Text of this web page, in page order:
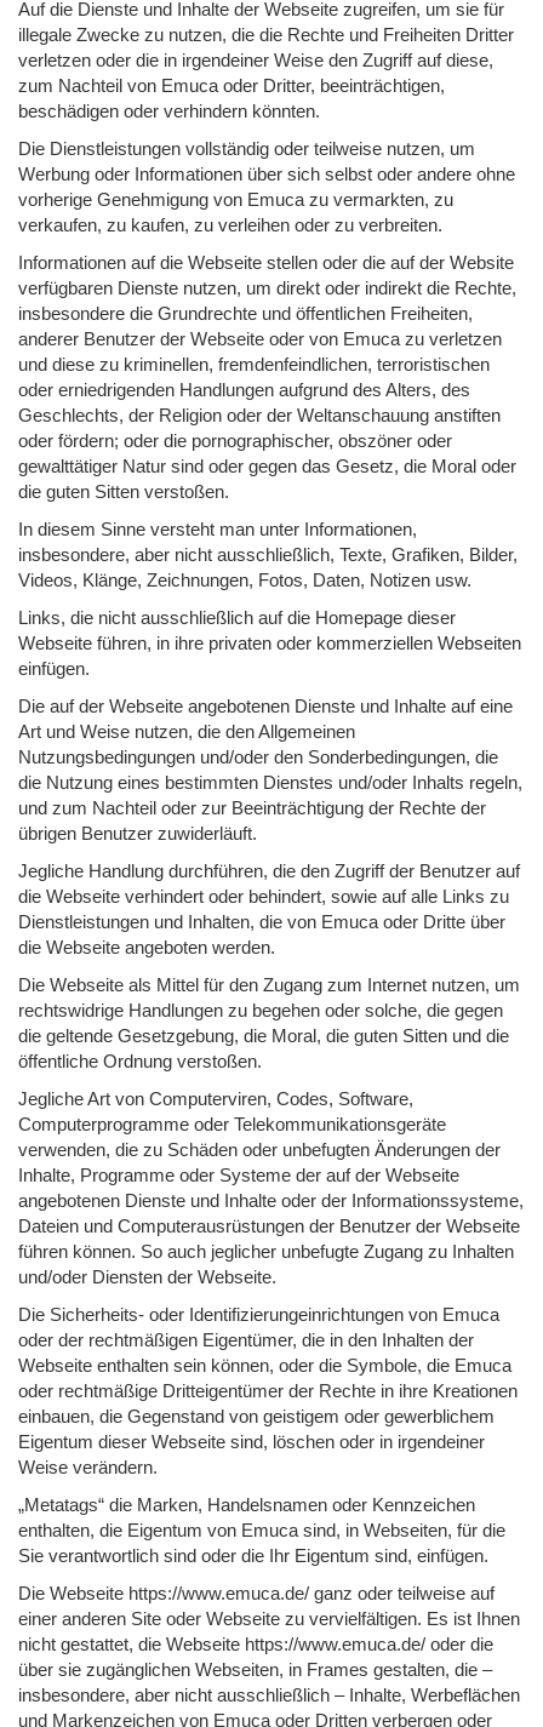
Auf die Dienste und Inhalte der Webseite zugreifen, um sie für
illegale Zwecke zu nutzen, die die Rechte und Freiheiten Dritter
verletzen oder die in irgendeiner Weise den Zugriff auf diese,
zum Nachteil von Emuca oder Dritter, beeinträchtigen,
beschädigen oder verhindern könnten.
Die Dienstleistungen vollständig oder teilweise nutzen, um
Werbung oder Informationen über sich selbst oder andere ohne
vorherige Genehmigung von Emuca zu vermarkten, zu
verkaufen, zu kaufen, zu verleihen oder zu verbreiten.
Informationen auf die Webseite stellen oder die auf der Website
verfügbaren Dienste nutzen, um direkt oder indirekt die Rechte,
insbesondere die Grundrechte und öffentlichen Freiheiten,
anderer Benutzer der Webseite oder von Emuca zu verletzen
und diese zu kriminellen, fremdenfeindlichen, terroristischen
oder erniedrigenden Handlungen aufgrund des Alters, des
Geschlechts, der Religion oder der Weltanschauung anstiften
oder fördern; oder die pornographischer, obszöner oder
gewalttätiger Natur sind oder gegen das Gesetz, die Moral oder
die guten Sitten verstoßen.
In diesem Sinne versteht man unter Informationen,
insbesondere, aber nicht ausschließlich, Texte, Grafiken, Bilder,
Videos, Klänge, Zeichnungen, Fotos, Daten, Notizen usw.
Links, die nicht ausschließlich auf die Homepage dieser
Webseite führen, in ihre privaten oder kommerziellen Webseiten
einfügen.
Die auf der Webseite angebotenen Dienste und Inhalte auf eine
Art und Weise nutzen, die den Allgemeinen
Nutzungsbedingungen und/oder den Sonderbedingungen, die
die Nutzung eines bestimmten Dienstes und/oder Inhalts regeln,
und zum Nachteil oder zur Beeinträchtigung der Rechte der
übrigen Benutzer zuwiderläuft.
Jegliche Handlung durchführen, die den Zugriff der Benutzer auf
die Webseite verhindert oder behindert, sowie auf alle Links zu
Dienstleistungen und Inhalten, die von Emuca oder Dritte über
die Webseite angeboten werden.
Die Webseite als Mittel für den Zugang zum Internet nutzen, um
rechtswidrige Handlungen zu begehen oder solche, die gegen
die geltende Gesetzgebung, die Moral, die guten Sitten und die
öffentliche Ordnung verstoßen.
Jegliche Art von Computerviren, Codes, Software,
Computerprogramme oder Telekommunikationsgeräte
verwenden, die zu Schäden oder unbefugten Änderungen der
Inhalte, Programme oder Systeme der auf der Webseite
angebotenen Dienste und Inhalte oder der Informationssysteme,
Dateien und Computerausrüstungen der Benutzer der Webseite
führen können. So auch jeglicher unbefugte Zugang zu Inhalten
und/oder Diensten der Webseite.
Die Sicherheits- oder Identifizierungeinrichtungen von Emuca
oder der rechtmäßigen Eigentümer, die in den Inhalten der
Webseite enthalten sein können, oder die Symbole, die Emuca
oder rechtmäßige Dritteigentümer der Rechte in ihre Kreationen
einbauen, die Gegenstand von geistigem oder gewerblichem
Eigentum dieser Webseite sind, löschen oder in irgendeiner
Weise verändern.
„Metatags“ die Marken, Handelsnamen oder Kennzeichen
enthalten, die Eigentum von Emuca sind, in Webseiten, für die
Sie verantwortlich sind oder die Ihr Eigentum sind, einfügen.
Die Webseite https://www.emuca.de/ ganz oder teilweise auf
einer anderen Site oder Webseite zu vervielfältigen. Es ist Ihnen
nicht gestattet, die Webseite https://www.emuca.de/ oder die
über sie zugänglichen Webseiten, in Frames gestalten, die –
insbesondere, aber nicht ausschließlich – Inhalte, Werbeflächen
und Markenzeichen von Emuca oder Dritten verbergen oder